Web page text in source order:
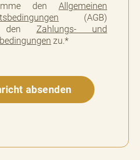
den Allgemeinen
(AGB)
den Zahlungs- und
zu.*